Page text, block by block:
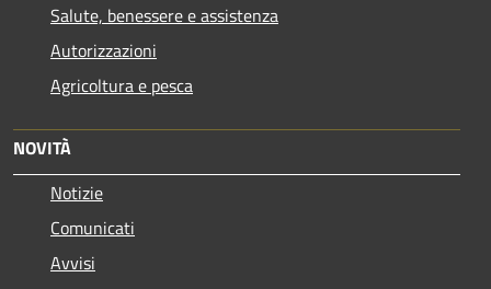
Salute, benessere e assistenza
Autorizzazioni
Agricoltura e pesca
NOVITÀ
Notizie
Comunicati
Avvisi